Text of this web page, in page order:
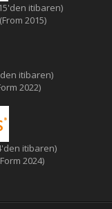
itibaren)
2015)
itibaren)
2022)
itibaren)
2024)